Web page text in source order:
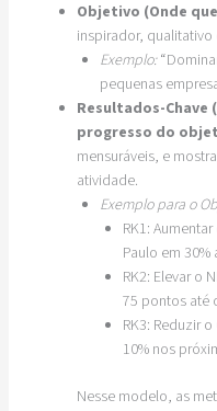
Objetivo (Onde
inspirador, qualitativo
Exemplo:
pequenas
Resultados-Chave
progresso do
mensuráveis, e
atividade.
Exemplo para o
RK1:
Paulo em
RK2: Elevar o
75 pontos até
RK3: Reduzir
10% nos
Nesse modelo, as